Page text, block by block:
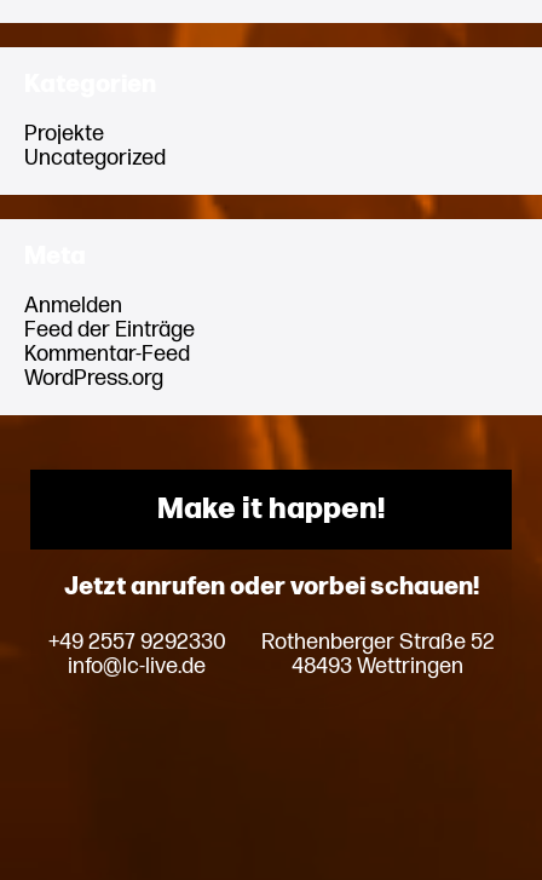
Projekte
Uncategorized
Anmelden
Feed der Einträge
Kommentar-Feed
WordPress.org
Make it happen!
Jetzt anrufen oder vorbei schauen!
+49 2557 9292330
info@lc-live.de
Rothenberger Straße 52
48493 Wettringen